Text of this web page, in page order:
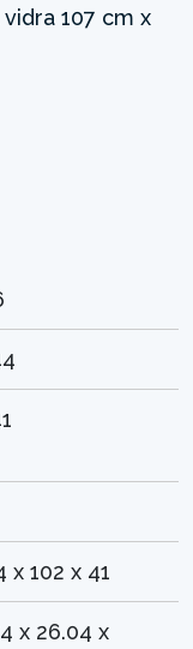
107 cm x
x 102 x 41
x 26.04 x